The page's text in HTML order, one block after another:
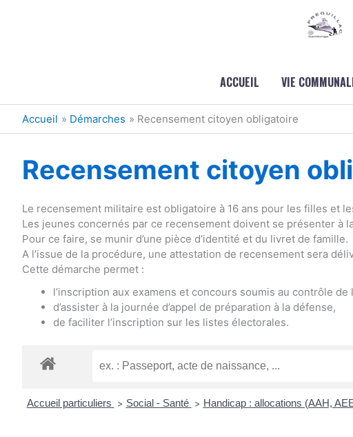
ACCUEIL VIE
Accueil Démarches Recensement citoyen obligatoire
Recensement citoyen
Le recensement militaire est obligatoire à 16 ans pour les filles et
Les jeunes concernés par ce recensement doivent se présenter à
Pour ce faire, se munir d’une pièce d’identité et du livret de famille.
A l’issue de la procédure, une attestation de recensement sera
Cette démarche permet :
l’inscription aux examens et concours soumis au contrôle de
d’assister à la journée d’appel de préparation à la défense,
de faciliter l’inscription sur les listes électorales.
Accueil particuliers > Social - Santé > Handicap : allocations (AAH,